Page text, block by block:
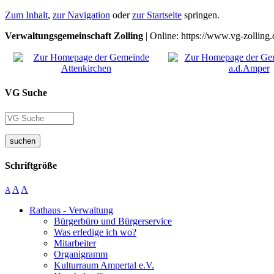
Zum Inhalt, zur Navigation oderzur Startseite springen.
Verwaltungsgemeinschaft Zolling | Online: https://www.vg-
VG Suche
suchen
Schriftgröße
A A A
Rathaus - Verwaltung
Bürgerbüro und Bürgerservice
Was erledige ich wo?
Mitarbeiter
Organigramm
Kulturraum Ampertal e.V.